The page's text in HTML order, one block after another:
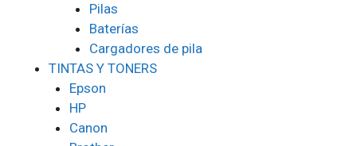
Pilas
Baterías
Cargadores de pila
TINTAS Y TONERS
Epson
HP
Canon